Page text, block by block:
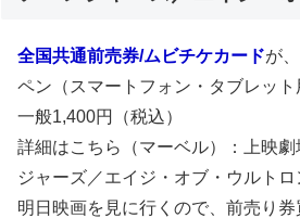
全国共通前売券/ムビチケカードが
ペン（スマートフォン・タブレット
一般1,400円（税込）
詳細はこちら（マーベル）：上映
ジャーズ／エイジ・オブ・ウルト
明日映画を見に行くので、前売り